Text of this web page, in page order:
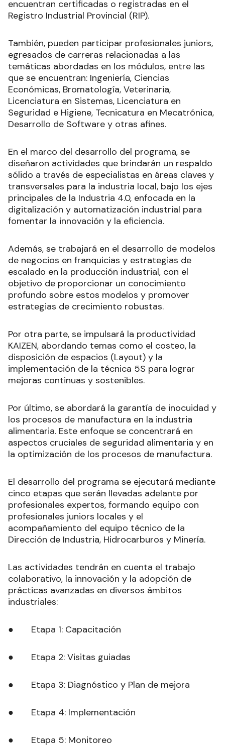
encuentran certificadas o registradas en el
Registro Industrial Provincial (RIP).
También, pueden participar profesionales juniors,
egresados de carreras relacionadas a las
temáticas abordadas en los módulos, entre las
que se encuentran: Ingeniería, Ciencias
Económicas, Bromatología, Veterinaria,
Licenciatura en Sistemas, Licenciatura en
Seguridad e Higiene, Tecnicatura en Mecatrónica,
Desarrollo de Software y otras afines.
En el marco del desarrollo del programa, se
diseñaron actividades que brindarán un respaldo
sólido a través de especialistas en áreas claves y
transversales para la industria local, bajo los ejes
principales de la Industria 4.0, enfocada en la
digitalización y automatización industrial para
fomentar la innovación y la eficiencia.
Además, se trabajará en el desarrollo de modelos
de negocios en franquicias y estrategias de
escalado en la producción industrial, con el
objetivo de proporcionar un conocimiento
profundo sobre estos modelos y promover
estrategias de crecimiento robustas.
Por otra parte, se impulsará la productividad
KAIZEN, abordando temas como el costeo, la
disposición de espacios (Layout) y la
implementación de la técnica 5S para lograr
mejoras continuas y sostenibles.
Por último, se abordará la garantía de inocuidad y
los procesos de manufactura en la industria
alimentaria. Este enfoque se concentrará en
aspectos cruciales de seguridad alimentaria y en
la optimización de los procesos de manufactura.
El desarrollo del programa se ejecutará mediante
cinco etapas que serán llevadas adelante por
profesionales expertos, formando equipo con
profesionales juniors locales y el
acompañamiento del equipo técnico de la
Dirección de Industria, Hidrocarburos y Minería.
Las actividades tendrán en cuenta el trabajo
colaborativo, la innovación y la adopción de
prácticas avanzadas en diversos ámbitos
industriales:
● Etapa 1: Capacitación
● Etapa 2: Visitas guiadas
● Etapa 3: Diagnóstico y Plan de mejora
● Etapa 4: Implementación
● Etapa 5: Monitoreo